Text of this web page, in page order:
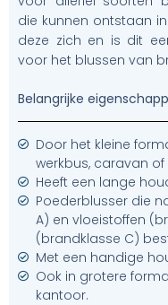
die kunnen ontstaan
deze zich en is dit
voor het blussen van
Belangrijke
Door het kleine
werkbus, caravan
Heeft een lange
Poederblusser die
A) en vloeistoffen
(brandklasse C)
Met een handige
Ook in grotere
kantoor.